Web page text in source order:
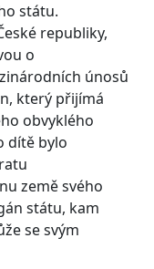
státu.
republiky,
o
únosů
který přijímá
obvyklého
dítě bylo
země svého
státu, kam
se svým